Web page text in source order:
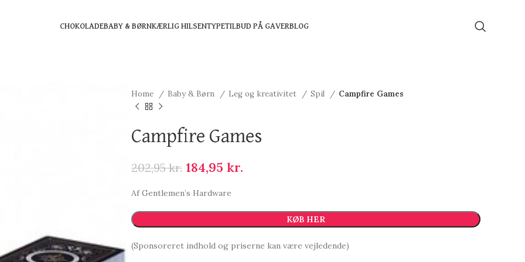
CHOKOLADEBABY & BØRNKÆRLIG HILSENTYPETILBUD PÅ GAVERBLOG
Home Baby & Børn Leg og kreativitet Spil Campfire Games
Campfire Games
202,95kr. 184,95 kr.
Af Gentlemen’s Hardware
KØB HER
(Sponsoreret indhold og priserne kan være vejledende)